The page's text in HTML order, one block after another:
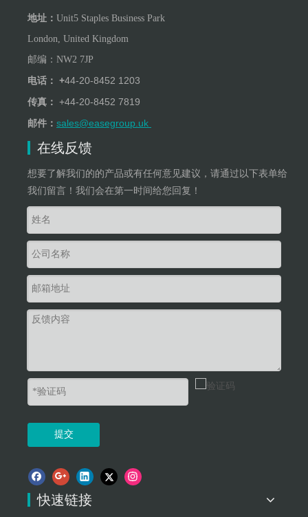
地址： Unit5 Staples Business Park
London, United Kingdom
邮编： NW2 7JP
电话： +44-20-8452 1203
传真： +44-20-8452 7819
邮件： sales@easegroup.uk
在线反馈
想要了解我们的的产品或有任何意见建议，请通过以下表单给
我们留言！我们会在第一时间给您回复！
提交
快速链接